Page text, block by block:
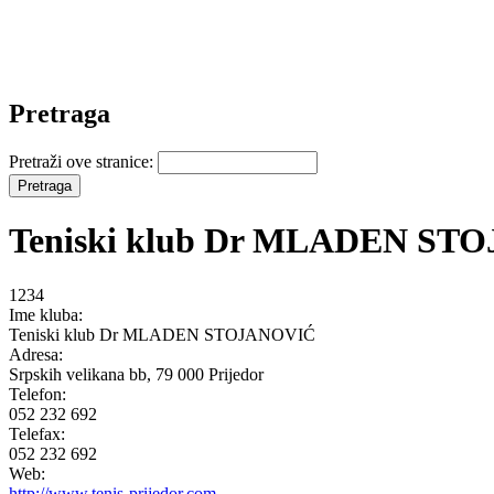
Pretraga
Pretraži ove stranice:
Teniski klub Dr MLADEN
1234
Ime kluba:
Teniski klub Dr MLADEN STOJANOVIĆ
Adresa:
Srpskih velikana bb, 79 000 Prijedor
Telefon:
052 232 692
Telefax:
052 232 692
Web: